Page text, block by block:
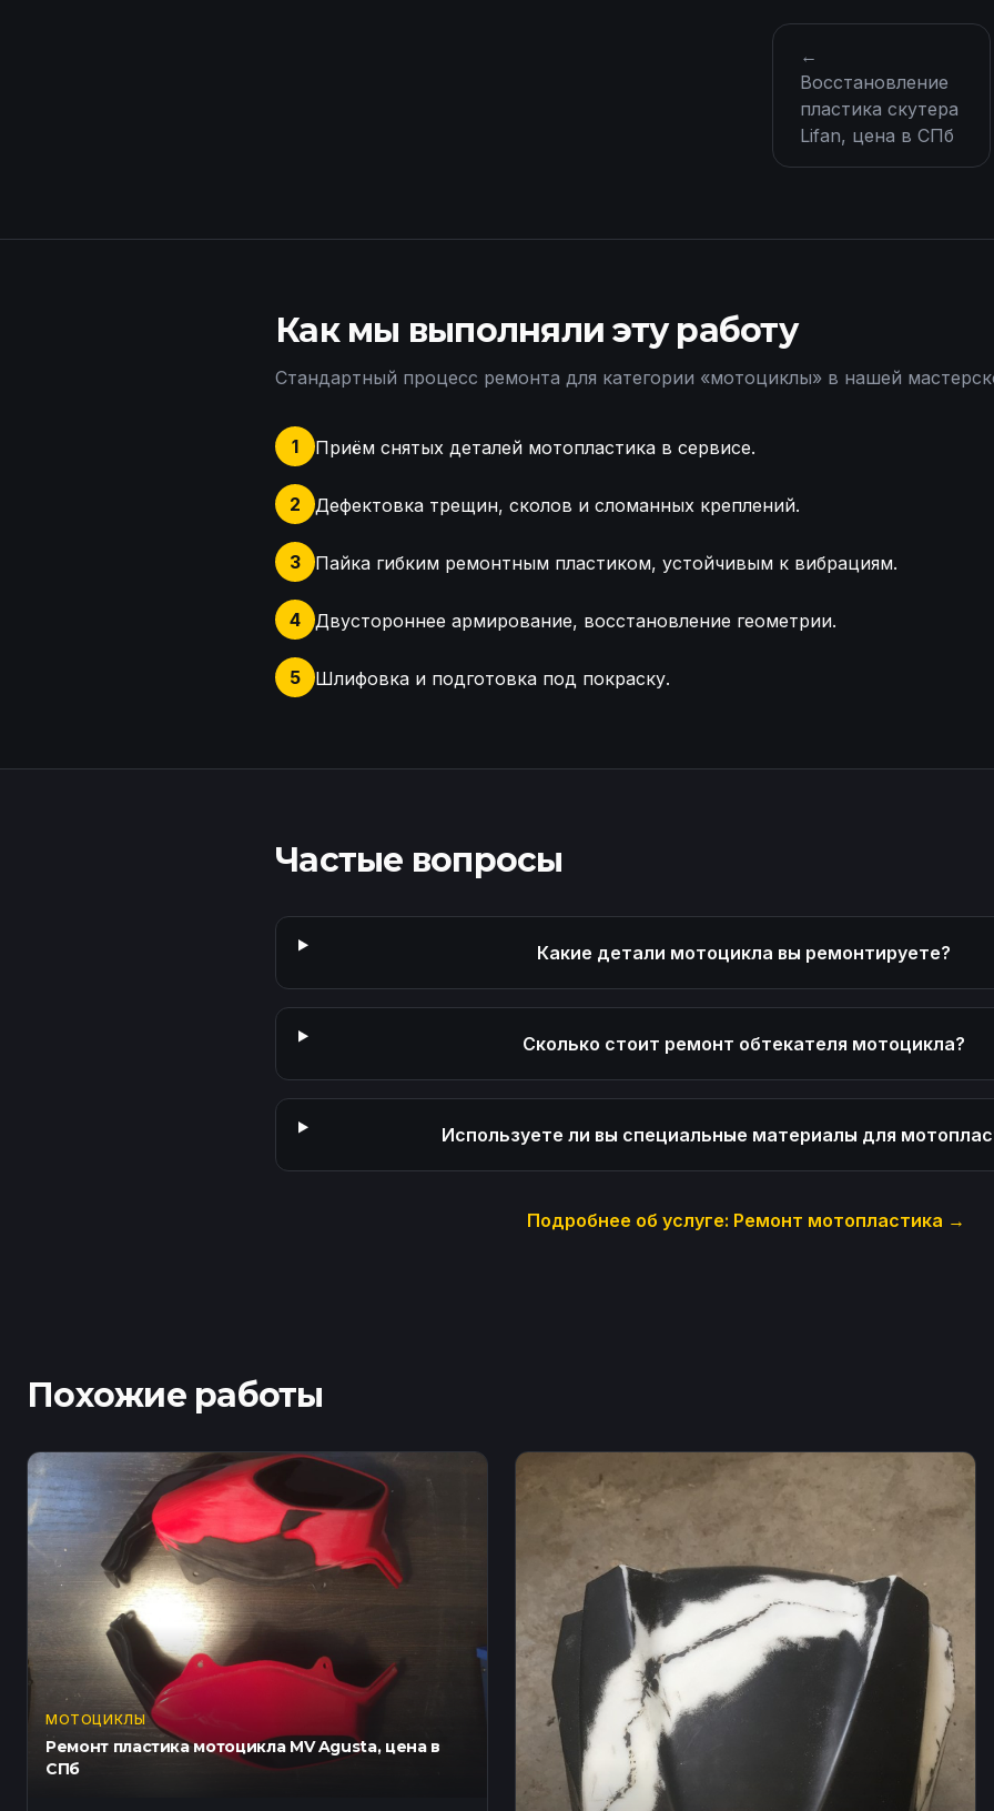
←
Восстановление
пластика скутера
Lifan, цена в СПб
Как мы выполняли эту работу
Стандартный процесс ремонта для категории «мотоциклы» в нашей
1 Приём снятых деталей мотопластика в сервисе.
2 Дефектовка трещин, сколов и сломанных креплений.
3 Пайка гибким ремонтным пластиком, устойчивым к вибрациям.
4 Двустороннее армирование, восстановление геометрии.
5
Шлифовка и подготовка под покраску.
Частые вопросы
Какие детали мотоцикла вы ремонтируете?
Сколько стоит ремонт обтекателя мотоцикла?
Используете ли вы специальные материалы для
Подробнее об услуге: Ремонт мотопластика →
Похожие работы
МОТОЦИКЛЫ
Ремонт пластика мотоцикла MV Agusta, цена в
СПб